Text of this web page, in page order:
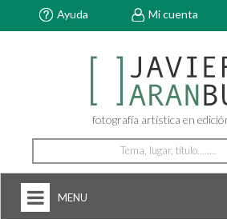
Mi cuenta
Ayuda
fotografía artística en
MENU